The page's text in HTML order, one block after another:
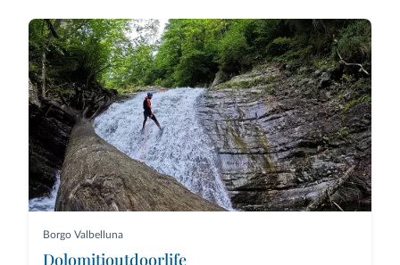
Borgo Valbelluna
Dolomitioutdoorlife